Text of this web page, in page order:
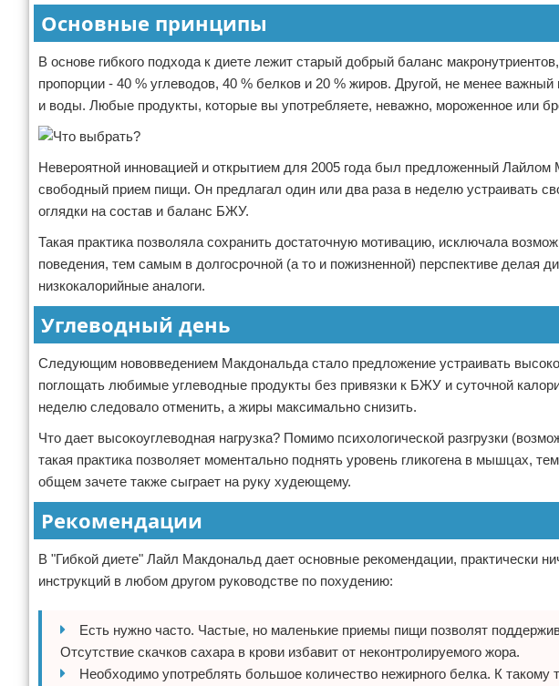
Основные принципы
В основе гибкого подхода к диете лежит старый добрый баланс
пропорции - 40 % углеводов, 40 % белков и 20 % жиров. Другой, не менее важный
и воды. Любые продукты, которые вы употребляете, неважно, мороженное или
Невероятной инновацией и открытием для 2005 года был предложенный
свободный прием пищи. Он предлагал один или два раза в неделю устраивать
оглядки на состав и баланс БЖУ.
Такая практика позволяла сохранить достаточную мотивацию, исключала
поведения, тем самым в долгосрочной (а то и пожизненной) перспективе делая
низкокалорийные аналоги.
Углеводный день
Следующим нововведением Макдональда стало предложение устраивать
поглощать любимые углеводные продукты без привязки к БЖУ и суточной
неделю следовало отменить, а жиры максимально снизить.
Что дает высокоуглеводная нагрузка? Помимо психологической разгрузки
такая практика позволяет моментально поднять уровень гликогена в мышцах,
общем зачете также сыграет на руку худеющему.
Рекомендации
В "Гибкой диете" Лайл Макдональд дает основные рекомендации, практически
инструкций в любом другом руководстве по похудению:
Есть нужно часто. Частые, но маленькие приемы пищи позволят
Отсутствие скачков сахара в крови избавит от неконтролируемого жора.
Необходимо употреблять большое количество нежирного белка. К